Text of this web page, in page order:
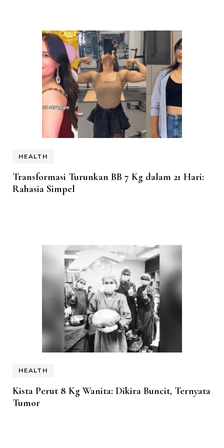
HEALTH
Transformasi Turunkan BB 7 Kg dalam 21 Hari:
Rahasia Simpel
HEALTH
Kista Perut 8 Kg Wanita: Dikira Buncit, Ternyata
Tumor